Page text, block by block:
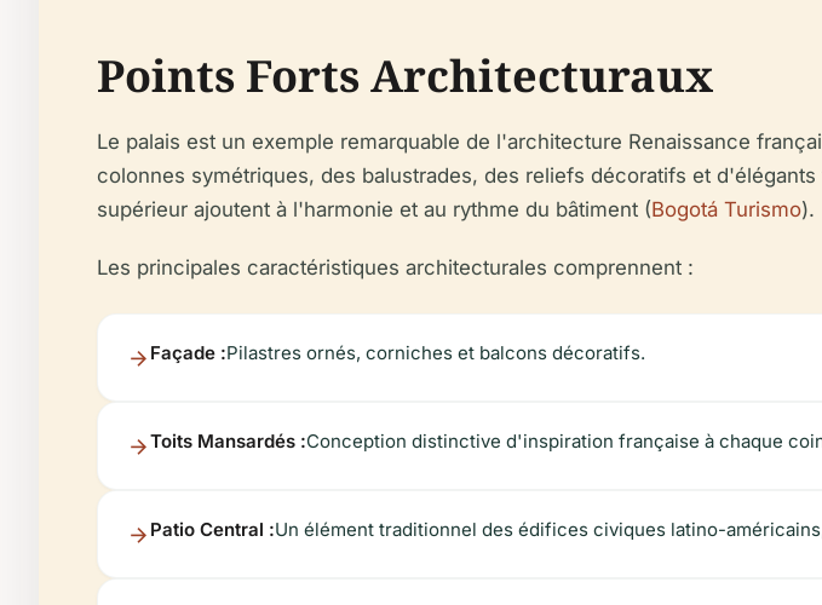
Points Forts Architecturaux
Le palais est un exemple remarquable de l'architecture Renaissance
colonnes symétriques, des balustrades, des reliefs décoratifs et
supérieur ajoutent à l'harmonie et au rythme du bâtiment (Bogotá Turismo).
Les principales caractéristiques architecturales comprennent :
Façade :Pilastres ornés, corniches et balcons décoratifs.
Toits Mansardés :Conception distinctive d'inspiration française à chaque
Patio Central :Un élément traditionnel des édifices civiques latino-